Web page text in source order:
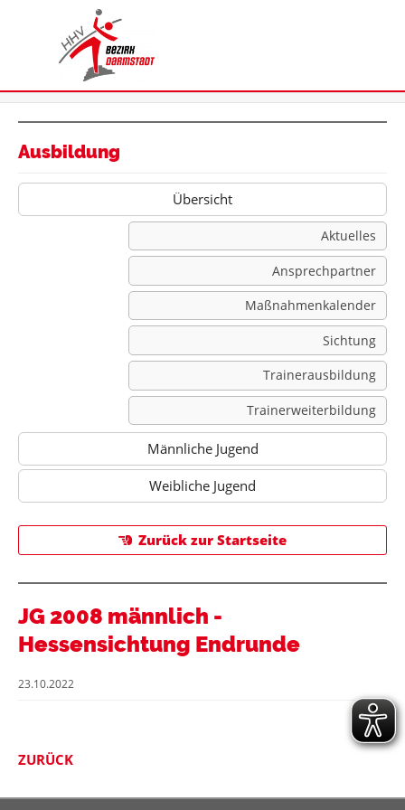
Ausbildung
Übersicht
Aktuelles
Ansprechpartner
Maßnahmenkalender
Sichtung
Trainerausbildung
Trainerweiterbildung
Männliche Jugend
Weibliche Jugend
Zurück zur Startseite
JG 2008 männlich -
Hessensichtung Endrunde
23.10.2022
offen
ZURÜCK